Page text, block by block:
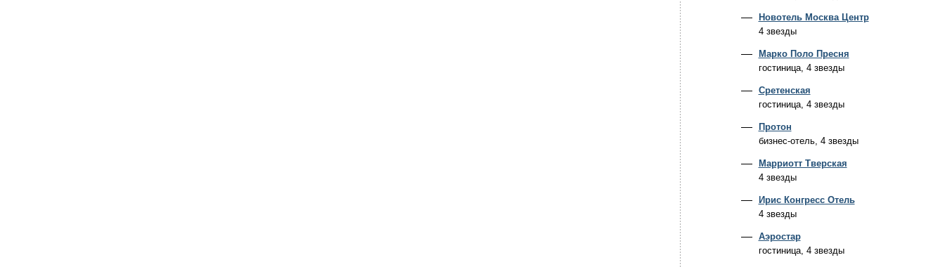
Новотель Москва Центр
4 звезды
Марко Поло Пресня
гостиница, 4 звезды
Сретенская
гостиница, 4 звезды
Протон
бизнес-отель, 4 звезды
Марриотт Тверская
4 звезды
Ирис Конгресс Отель
4 звезды
Аэростар
гостиница, 4 звезды